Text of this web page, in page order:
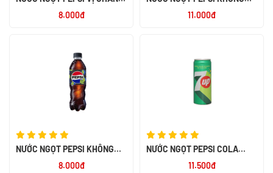
8.000đ 11.000đ
NƯỚC NGỌT PEPSI KHÔNG
8.000đ
NƯỚC NGỌT PEPSI COLA
11.500đ